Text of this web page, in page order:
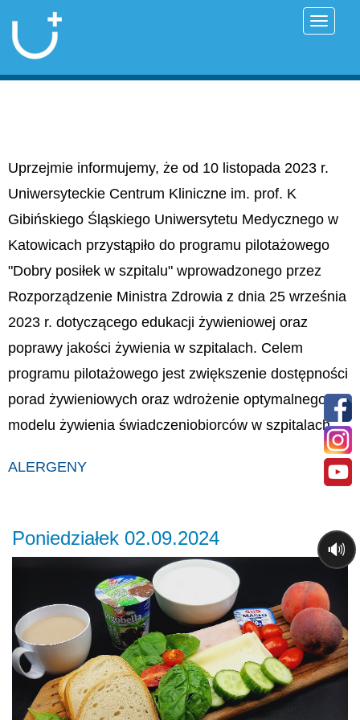
Uprzejmie informujemy, że od 10 listopada 2023 r.
Uniwersyteckie Centrum Kliniczne im. prof. K
Gibińskiego Śląskiego Uniwersytetu Medycznego w
Katowicach przystąpiło do programu pilotażowego
"Dobry posiłek w szpitalu" wprowadzonego przez
Rozporządzenie Ministra Zdrowia z dnia 25 września
2023 r. dotyczącego edukacji żywieniowej oraz
poprawy jakości żywienia w szpitalach. Celem
programu pilotażowego jest zwiększenie dostępności
porad żywieniowych oraz wdrożenie optymalnego
modelu żywienia świadczeniobiorców w szpitalach.
ALERGENY
Poniedziałek 02.09.2024
🔊